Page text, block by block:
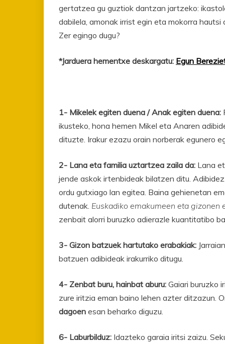
gertatzea gu guztiok dantzan jartzeko:
dabilela, amonak irrist egin eta mokorra
Zer egingo dugu?
*Jarduera hementxe deskargatu: Egun
1- Mikelek egiten duena / Anak egiten duena:
ikusteko, hona hemen Mikel eta Anaren
dituzte. Irakur ezazu orain norberak egunero
2- Lana eta familia uztartzea zaila da: Lana
jende askok irtenbideak bilatzen ditu.
ordu gutxiago lan egitea. Baina gehienetan
dutenak. Euskadiko emakumeen eta
zenbait alorri buruzko adierazle kuantitatibo
3- Gizon batzuek hartutako erabakiak:
batzuen adibideak irakurriko ditugu.
4- Zenbat buru, hainbat aburu: Gaiari buruzko
zure iritzia eman baino lehen azter ditzazun.
dagoen esan beharko diguzu.
6- Laburbilduz: Idazteko garaia iritsi zaizu.